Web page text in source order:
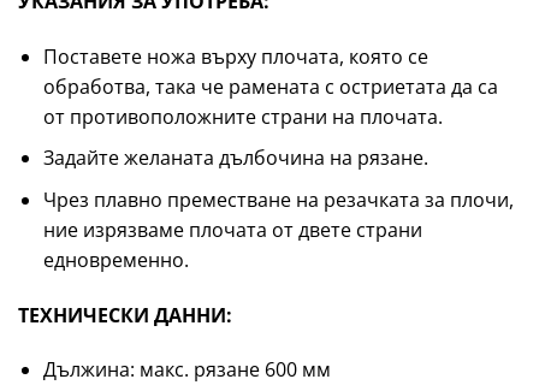
Поставете ножа върху плочата, която се
обработва, така че рамената с остриетата да са
от противоположните страни на плочата.
Задайте желаната дълбочина на рязане.
Чрез плавно преместване на резачката за плочи,
ние изрязваме плочата от двете страни
едновременно.
ТЕХНИЧЕСКИ ДАННИ:
Дължина: макс. рязане 600 мм